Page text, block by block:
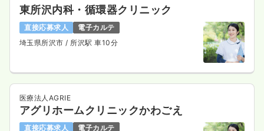
東所沢内科・循環器クリニック
直接応募求人
電子カルテ
埼玉県所沢市/ 所沢駅 車10分
医療法人AGRIE
アグリホームクリニックかわごえ
直接応募求人
電子カルテ